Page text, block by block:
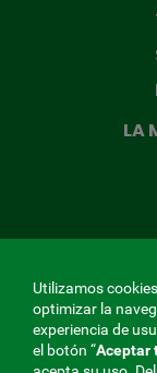
LA
Utilizamos
optimizar la
experiencia de
el botón “Aceptar